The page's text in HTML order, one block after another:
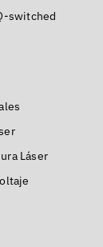
switched
Láser